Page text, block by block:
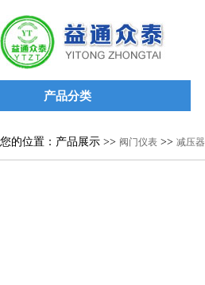
产品分类
您的位置：产品展示 >> 阀门仪表 >> 减压器